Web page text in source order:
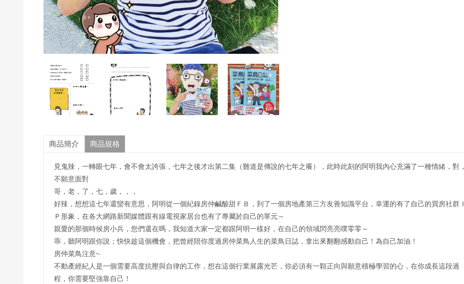
商品簡介 商品規格
見鬼辣，一轉眼七年，會不會太誇張，七年之後才出第二集（難道是傳說的七年之癢），此時此刻的阿明我內心充滿了一種情緒，對，
不願意面對
哥，老，了，七，歲，，，
好辣，想想這七年還蠻有意思，阿明從一個紀錄房仲鹹酸甜ＦＢ，到了一個房地產第三方友善知識平台，幸運的有了自己的買房社群Ｉ
Ｐ形象，在各大網路新聞媒體跟有線電視家居台也有了專屬於自己的單元～
親愛的那個時候房小兵，您們還在嗎，我知道大家一定都跟阿明一樣好，在自己的領域閃亮亮噗零零～
乖，聽阿明跟你說；快快趁這個機會，把曾經陪你度過房仲菜鳥人生的菜鳥日誌，拿出來翻翻感動自己！為自己加油！
房仲菜鳥注意~
不動產經紀人是一個需要高度抗壓與自律的工作，想在這個行業展露光芒，你必須有一顆正向與願意積極學習的心，在你成長這段過
程，你需要堅強靠自己！